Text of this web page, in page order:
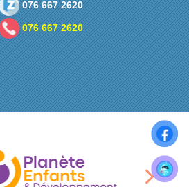
076 667 2620
076 667 2620